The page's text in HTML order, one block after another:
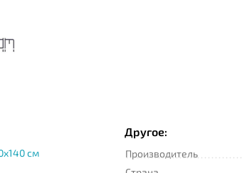
изготавливается с помощью
и другие
см
Другое:
Производитель